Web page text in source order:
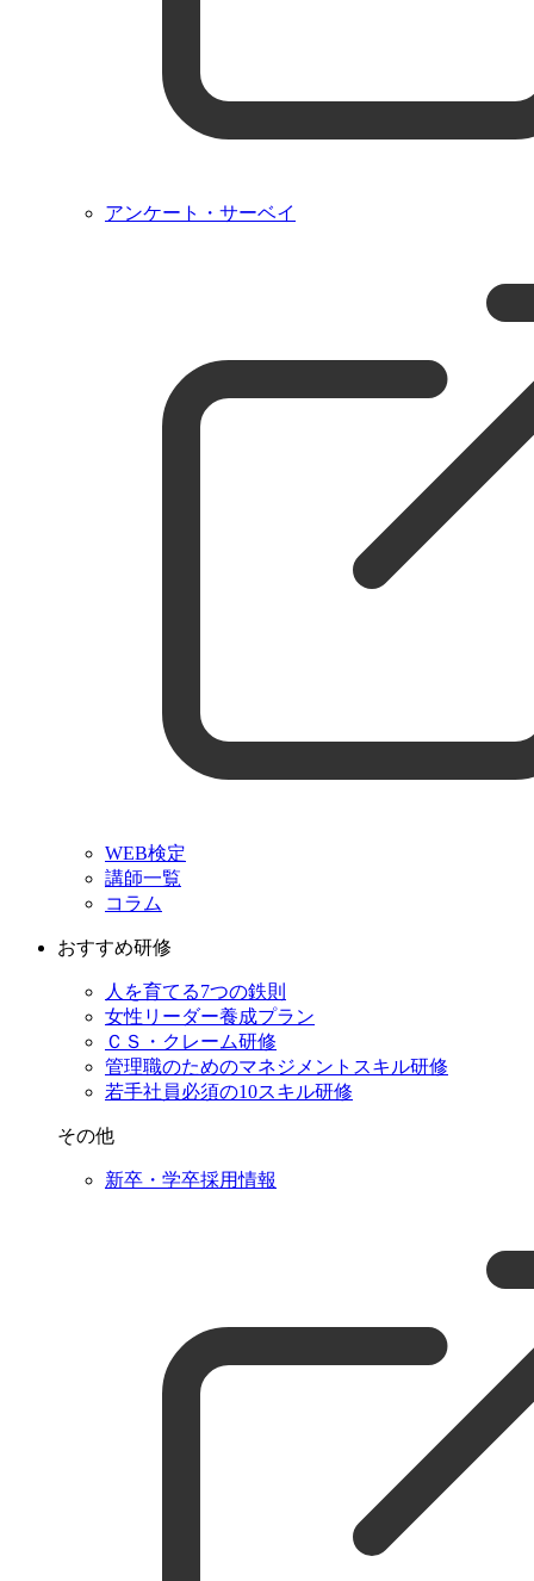
アンケート・サーベイ
WEB検定
講師一覧
コラム
おすすめ研修
人を育てる7つの鉄則
女性リーダー養成プラン
ＣＳ・クレーム研修
管理職のためのマネジメントスキル研修
若手社員必須の10スキル研修
その他
新卒・学卒採用情報